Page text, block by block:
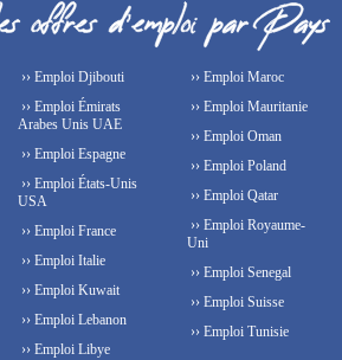
›› Emploi Djibouti
›› Emploi Émirats
Arabes Unis UAE
›› Emploi Espagne
›› Emploi États-Unis
USA
›› Emploi France
›› Emploi Italie
›› Emploi Kuwait
›› Emploi Lebanon
›› Emploi Libye
›› Emploi Maroc
›› Emploi Mauritanie
›› Emploi Oman
›› Emploi Poland
›› Emploi Qatar
›› Emploi Royaume-
Uni
›› Emploi Senegal
›› Emploi Suisse
›› Emploi Tunisie